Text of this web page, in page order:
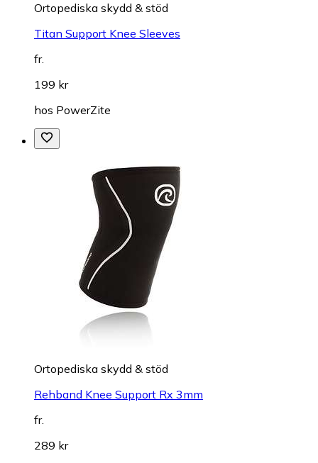
Ortopediska skydd & stöd
Titan Support Knee Sleeves
fr.
199 kr
hos PowerZite
Ortopediska skydd & stöd
Rehband Knee Support Rx 3mm
fr.
289 kr